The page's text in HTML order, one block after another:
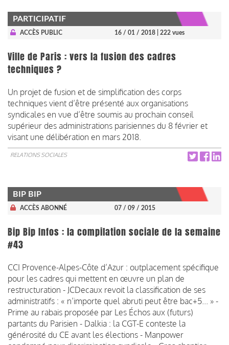
PARTICIPATIF
ACCÈS PUBLIC 16 / 01 / 2018 | 222 vues
Ville de Paris : vers la fusion des cadres
techniques ?
Un projet de fusion et de simplification des corps
techniques vient d’être présenté aux organisations
syndicales en vue d’être soumis au prochain conseil
supérieur des administrations parisiennes du 8 février et
visant une délibération en mars 2018.
RELATIONS SOCIALES
BIP BIP
ACCÈS ABONNÉ 07 / 09 / 2015
Bip Bip Infos : la compilation sociale de la semaine
#43
CCI Provence-Alpes-Côte d’Azur : outplacement spécifique
pour les cadres qui mettent en œuvre un plan de
restructuration - JCDecaux revoit la classification de ses
administratifs : « n’importe quel abruti peut être bac+5... » -
Prime au rabais proposée par Les Échos aux (futurs)
partants du Parisien - Dalkia : la CGT-E conteste la
générosité du CE avant les élections - Manpower